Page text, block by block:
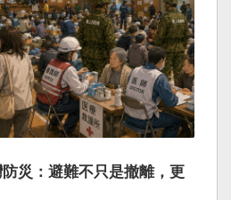
災：避難不只是撤離，更